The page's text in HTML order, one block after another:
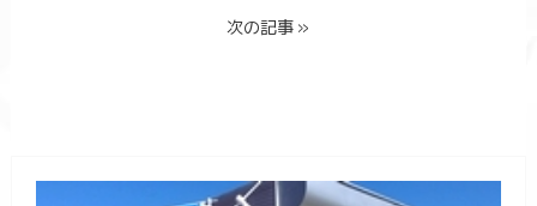
次の記事 »